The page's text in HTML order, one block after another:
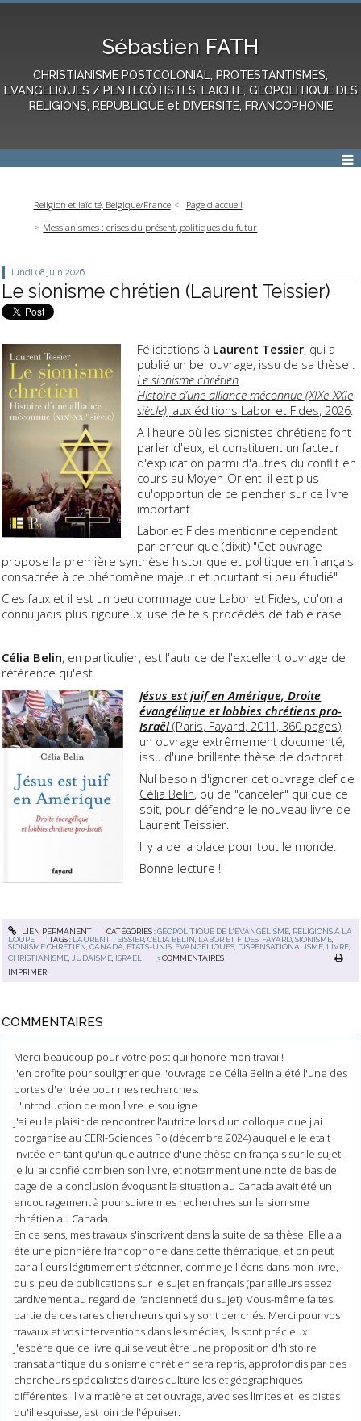
Sébastien FATH
CHRISTIANISME POSTCOLONIAL, PROTESTANTISMES,
EVANGELIQUES / PENTECÔTISTES, LAICITE, GEOPOLITIQUE DES
RELIGIONS, REPUBLIQUE et DIVERSITE, FRANCOPHONIE
Religion et laïcité, Belgique/France
Page d'accueil
Messianismes : crises du présent, politiques du futur
lundi 08 juin 2026
Le sionisme chrétien (Laurent Teissier)
Félicitations à Laurent Tessier, qui a
publié un bel ouvrage, issu de sa thèse :
Le sionisme chrétien
Histoire d’une alliance méconnue (XIXe-XXIe
siècle), aux éditions Labor et Fides, 2026
A l'heure où les sionistes chrétiens font
parler d'eux, et constituent un facteur
d'explication parmi d'autres du conflit en
cours au Moyen-Orient, il est plus
qu'opportun de ce pencher sur ce livre
important.
Labor et Fides mentionne cependant
par erreur que (dixit) "Cet ouvrage
propose la première synthèse historique et politique en français
consacrée à ce phénomène majeur et pourtant si peu étudié".
C'es faux et il est un peu dommage que Labor et Fides, qu'on a
connu jadis plus rigoureux, use de tels procédés de table rase.
Célia Belin, en particulier, est l'autrice de l'excellent ouvrage de
référence qu'est
Jésus est juif en Amérique, Droite
évangélique et lobbies chrétiens pro-
Israël(Paris, Fayard, 2011, 360 pages),
un ouvrage extrêmement documenté,
issu d'une brillante thèse de doctorat.
Nul besoin d'ignorer cet ouvrage clef de
Célia Belin, ou de "canceler" qui que ce
soit, pour défendre le nouveau livre de
Laurent Teissier.
Il y a de la place pour tout le monde.
Bonne lecture !
LIEN PERMANENT CATÉGORIES :GÉOPOLITIQUE DE L'ÉVANGÉLISME, RELIGIONS À LA
LOUPE
TAGS : LAURENT TEISSIER ,CÉLIA BELIN LABOR ET FIDES FAYARD ,SIONISME
SIONISME CHRÉTIEN ,CANADA ETATS-UNIS ÉVANGÉLIQUES DISPENSATIONALISME LIVRE
CHRISTIANISME
JUDAÏSME ISRAEL 3 COMMENTAIRES
IMPRIMER
COMMENTAIRES
Merci beaucoup pour votre post qui honore mon travail!
J'en profite pour souligner que l'ouvrage de Célia Belin a été l'une des
portes d'entrée pour mes recherches.
L'introduction de mon livre le souligne.
J'ai eu le plaisir de rencontrer l'autrice lors d'un colloque que j'ai
coorganisé au CERI-Sciences Po (décembre 2024) auquel elle était
invitée en tant qu'unique autrice d'une thèse en français sur le sujet.
Je lui ai confié combien son livre, et notamment une note de bas de
page de la conclusion évoquant la situation au Canada avait été un
encouragement à poursuivre mes recherches sur le sionisme
chrétien au Canada.
En ce sens, mes travaux s'inscrivent dans la suite de sa thèse. Elle a a
été une pionnière francophone dans cette thématique, et on peut
par ailleurs légitimement s'étonner, comme je l'écris dans mon livre,
du si peu de publications sur le sujet en français (par ailleurs assez
tardivement au regard de l'ancienneté du sujet). Vous-même faites
partie de ces rares chercheurs qui s'y sont penchés. Merci pour vos
travaux et vos interventions dans les médias, ils sont précieux.
J'espère que ce livre qui se veut être une proposition d'histoire
transatlantique du sionisme chrétien sera repris, approfondis par des
chercheurs spécialistes d'aires culturelles et géographiques
différentes. Il y a matière et cet ouvrage, avec ses limites et les pistes
qu'il esquisse, est loin de l'épuiser.